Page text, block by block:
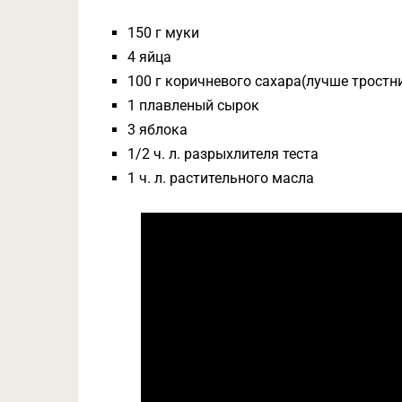
150 г муки
4 яйца
100 г коричневого сахара(лучше
1 плавленый сырок
3 яблока
1/2 ч. л. разрыхлителя теста
1 ч. л. растительного масла